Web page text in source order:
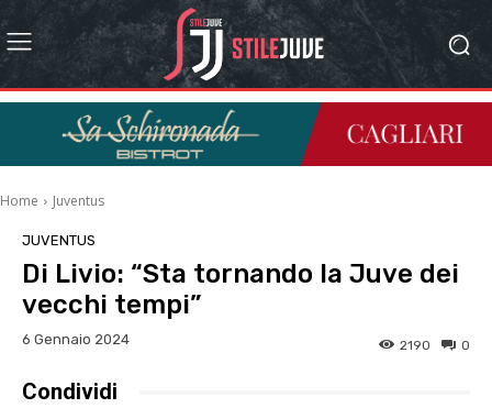
Home Juventus
JUVENTUS
Di Livio: “Sta tornando la Juve dei
vecchi tempi”
6 Gennaio 2024 0
2190
Condividi